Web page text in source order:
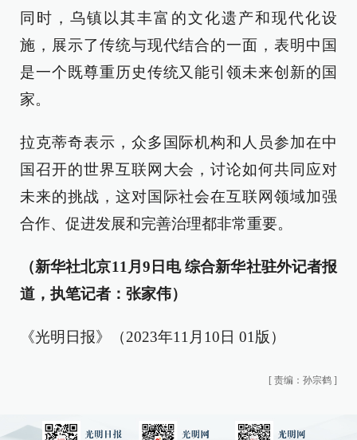
同时，乌镇以其丰富的文化遗产和现代化设
施，展示了传统与现代结合的一面，表明中国
是一个既尊重历史传统又能引领未来创新的国
家。
拉克蒂奇表示，众多国际机构和人员参加在中
国召开的世界互联网大会，讨论如何共同应对
未来的挑战，这对国际社会在互联网领域加强
合作、促进发展和完善治理都非常重要。
（新华社北京11月9日电 综合新华社驻外记者报
道，执笔记者：张家伟）
《光明日报》（2023年11月10日 01版）
[ 责编：孙宗鹤 ]